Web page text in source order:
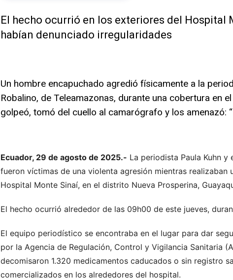
El hecho ocurrió en los exteriores del Hospital
habían denunciado irregularidades
Un hombre encapuchado agredió físicamente a la
Robalino, de Teleamazonas, durante una cobertura en
golpeó, tomó del cuello al camarógrafo y los amenazó:
Ecuador, 29 de agosto de 2025.- La periodista Paula Kuhn y
fueron víctimas de una violenta agresión mientras
Hospital Monte Sinaí, en el distrito Nueva Prosperina,
El hecho ocurrió alrededor de las 09h00 de este jueves,
El equipo periodístico se encontraba en el lugar para dar
por la Agencia de Regulación, Control y Vigilancia Sanitaria
decomisaron 1.320 medicamentos caducados o sin registro
comercializados en los alrededores del hospital.